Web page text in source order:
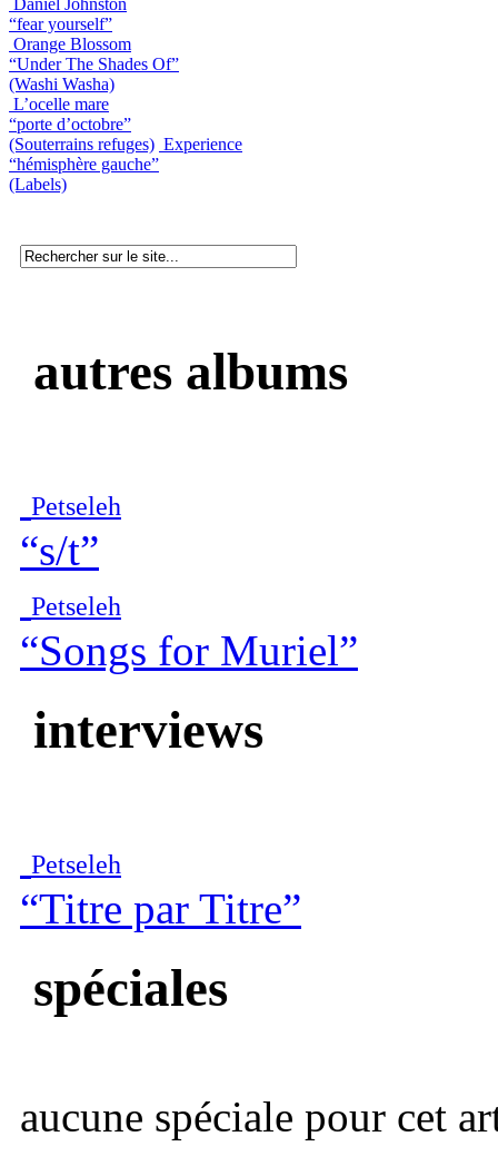
“fear yourself”
Orange Blossom
“Under The Shades Of”
(Washi Washa)
L’ocelle mare
“porte d’octobre”
(Souterrains refuges) Experience
“hémisphère gauche”
(Labels)
autres albums
Petseleh
“s/t”
Petseleh
“Songs for Muriel”
interviews
Petseleh
“Titre par Titre”
spéciales
aucune spéciale pour cet